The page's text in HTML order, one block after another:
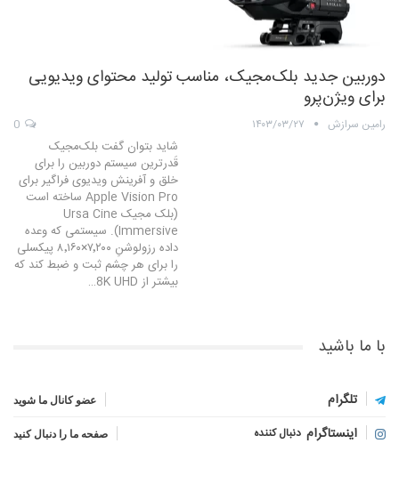
دوربین جدید بلک‌مجیک، مناسب تولید محتوای ویدیویی
برای ویژن‌پرو
رامین سرازش ۱۴۰۳/۰۳/۲۷
شاید بتوان گفت بلک‌مجیک
قَدرترین سیستم دوربین را برای
خلق و آفرینش ویدیوی فراگیر برای
Apple Vision Pro ساخته است
(بلک مجیک Ursa Cine
Immersive). سیستمی که وعده
داده رزولوشنِ ۷٬۲۰۰×۸٬۱۶۰ پیکسلی
را برای هر چشم ثبت و ضبط کند که
بیشتر از 8K UHD…
با ما باشید
تلگرام عضو کانال ما شوید
اینستاگرام دنبال کننده صفحه ما را دنبال کنید